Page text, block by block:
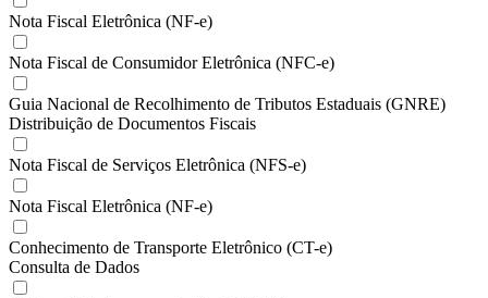
Nota Fiscal Eletrônica (NF-e)
Nota Fiscal de Consumidor Eletrônica (NFC-e)
Guia Nacional de Recolhimento de Tributos Estaduais (GNRE)
Distribuição de Documentos Fiscais
Nota Fiscal de Serviços Eletrônica (NFS-e)
Nota Fiscal Eletrônica (NF-e)
Conhecimento de Transporte Eletrônico (CT-e)
Consulta de Dados